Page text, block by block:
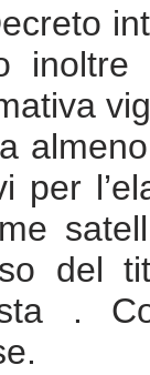
per
del
.